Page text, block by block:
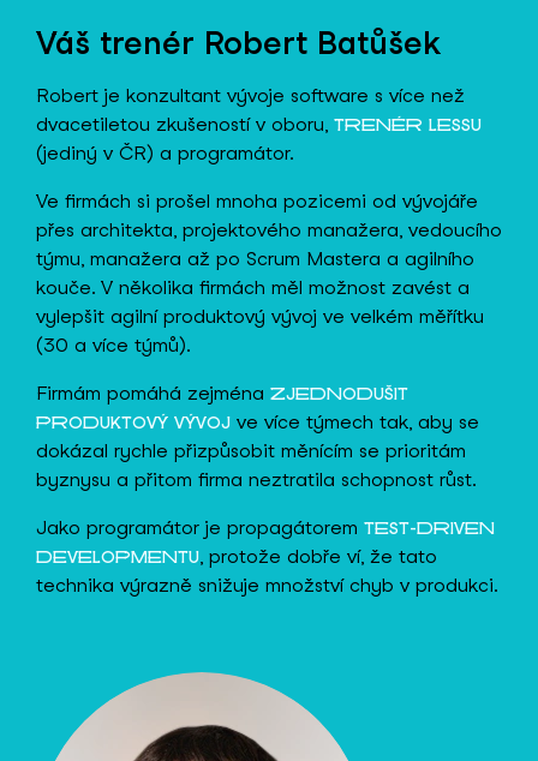
Váš trenér Robert Batůšek
Robert je konzultant vývoje software s více než
dvacetiletou zkušeností v oboru, TRENÉR LESSU
(jediný v ČR) a programátor.
Ve firmách si prošel mnoha pozicemi od vývojáře
přes architekta, projektového manažera, vedoucího
týmu, manažera až po Scrum Mastera a agilního
kouče. V několika firmách měl možnost zavést a
vylepšit agilní produktový vývoj ve velkém měřítku
(30 a více týmů).
Firmám pomáhá zejména ZJEDNODUŠIT
PRODUKTOVÝ VÝVOJ ve více týmech tak, aby se
dokázal rychle přizpůsobit měnícím se prioritám
byznysu a přitom firma neztratila schopnost růst.
Jako programátor je propagátorem TEST-DRIVEN
DEVELOPMENTU, protože dobře ví, že tato
technika výrazně snižuje množství chyb v produkci.